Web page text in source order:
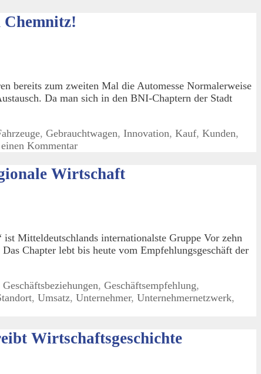
Chemnitz!
bereits zum zweiten Mal die Automesse Normalerweise
Da man sich in den BNI-Chaptern der Stadt
, Gebrauchtwagen, Innovation, Kauf, Kunden,
Kommentar
Wirtschaft
Mitteldeutschlands internationalste Gruppe Vor zehn
Chapter lebt bis heute vom Empfehlungsgeschäft der
Geschäftsbeziehungen, Geschäftsempfehlung,
, Umsatz, Unternehmer, Unternehmernetzwerk,
Wirtschaftsgeschichte